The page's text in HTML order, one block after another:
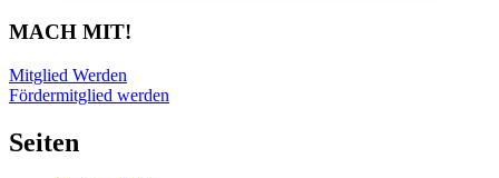
MACH MIT!
Mitglied Werden
Fördermitglied werden
Seiten